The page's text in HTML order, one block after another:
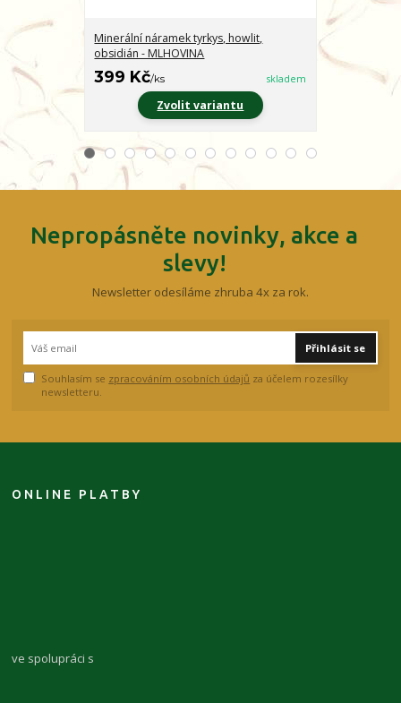
Minerální náramek tyrkys, howlit,
obsidián - MLHOVINA
399 Kč/ks skladem
Zvolit variantu
Minerální
CHARAKTER
399 Kč/
Nepropásněte novinky, akce a
slevy!
Newsletter odesíláme zhruba 4x za rok.
Přihlásit se
Souhlasím se zpracováním osobních údajů za účelem rozesílky
newsletteru.
ONLINE PLATBY
ve spolupráci s